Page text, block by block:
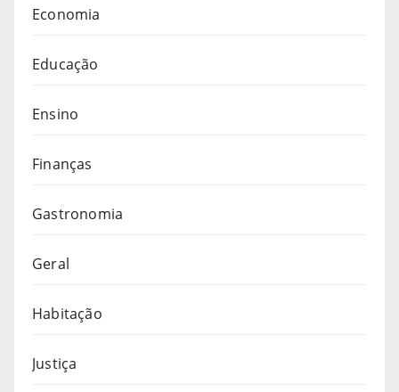
Economia
Educação
Ensino
Finanças
Gastronomia
Geral
Habitação
Justiça